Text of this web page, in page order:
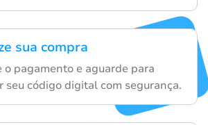
sua compra
o pagamento e aguarde para
seu código digital com segurança.